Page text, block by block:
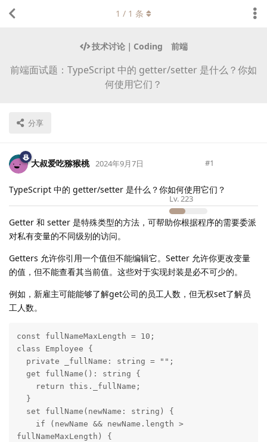
技术讨论｜Coding 前端
前端面试题：TypeScript 中的 getter/setter 是什么？你如
何使用它们？
分享
1 / 1 条
大叔爱吃猕猴桃
Lv.223
2024年9月7日 #1
TypeScript 中的 getter/setter 是什么？你如何使用它们？
Getter 和 setter 是特殊类型的方法，可帮助你根据程序的需要委派
对私有变量的不同级别的访问。
Getters 允许你引用一个值但不能编辑它。Setter 允许你更改变量
的值，但不能查看其当前值。这些对于实现封装是必不可少的。
例如，新雇主可能能够了解get公司的员工人数，但无权set了解员
工人数。
const fullNameMaxLength = 10;
class Employee {
fullNameMaxLength) {